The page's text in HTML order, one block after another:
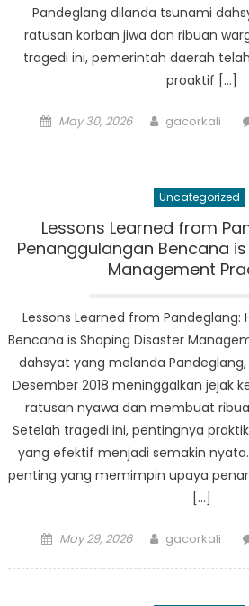
Pandeglang dilanda tsunami
ratusan korban jiwa dan ribuan
tragedi ini, pemerintah daerah
proaktif […]
Posted
May 30, 2026 Author
gacorkali
Uncategorized
Lessons Learned from
Penanggulangan Bencana
Management
Lessons Learned from Pandeglang:
Bencana is Shaping Disaster
dahsyat yang melanda
Desember 2018 meninggalkan jejak
ratusan nyawa dan membuat
Setelah tragedi ini, pentingnya
yang efektif menjadi semakin
penting yang memimpin upaya
[…]
Posted
May 29, 2026 Author
gacorkali